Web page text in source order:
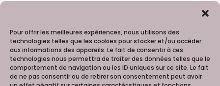
Pour offrir les meilleures expériences, nous utilisons des
technologies telles que les cookies pour stocker et/ou accéder
aux informations des appareils. Le fait de consentir à ces
technologies nous permettra de traiter des données telles que le
comportement de navigation ou les ID uniques sur ce site. Le fait
de ne pas consentir ou de retirer son consentement peut avoir